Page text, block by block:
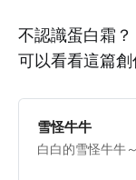
不認識蛋白霜？
可以看看這篇創
雪怪牛牛
白白的雪怪牛牛